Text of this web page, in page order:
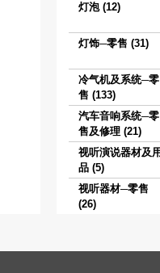
灯泡 (12)
灯饰─零售 (31)
冷气机及系统─零
售 (133)
汽车音响系统─零
售及修理 (21)
视听演说器材及用
品 (5)
视听器材─零售
(26)